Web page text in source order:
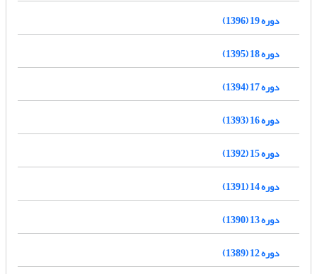
دوره 19 (1396)
دوره 18 (1395)
دوره 17 (1394)
دوره 16 (1393)
دوره 15 (1392)
دوره 14 (1391)
دوره 13 (1390)
دوره 12 (1389)